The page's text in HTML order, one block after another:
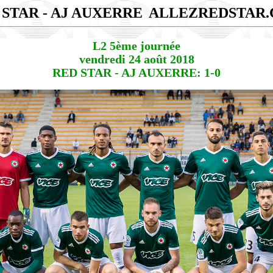
- AJ AUXERRE
L2 5ème journée
vendredi 24 août 2018
RED STAR - AJ AUXERRE: 1-0